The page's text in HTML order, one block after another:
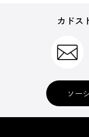
カドス
ソー